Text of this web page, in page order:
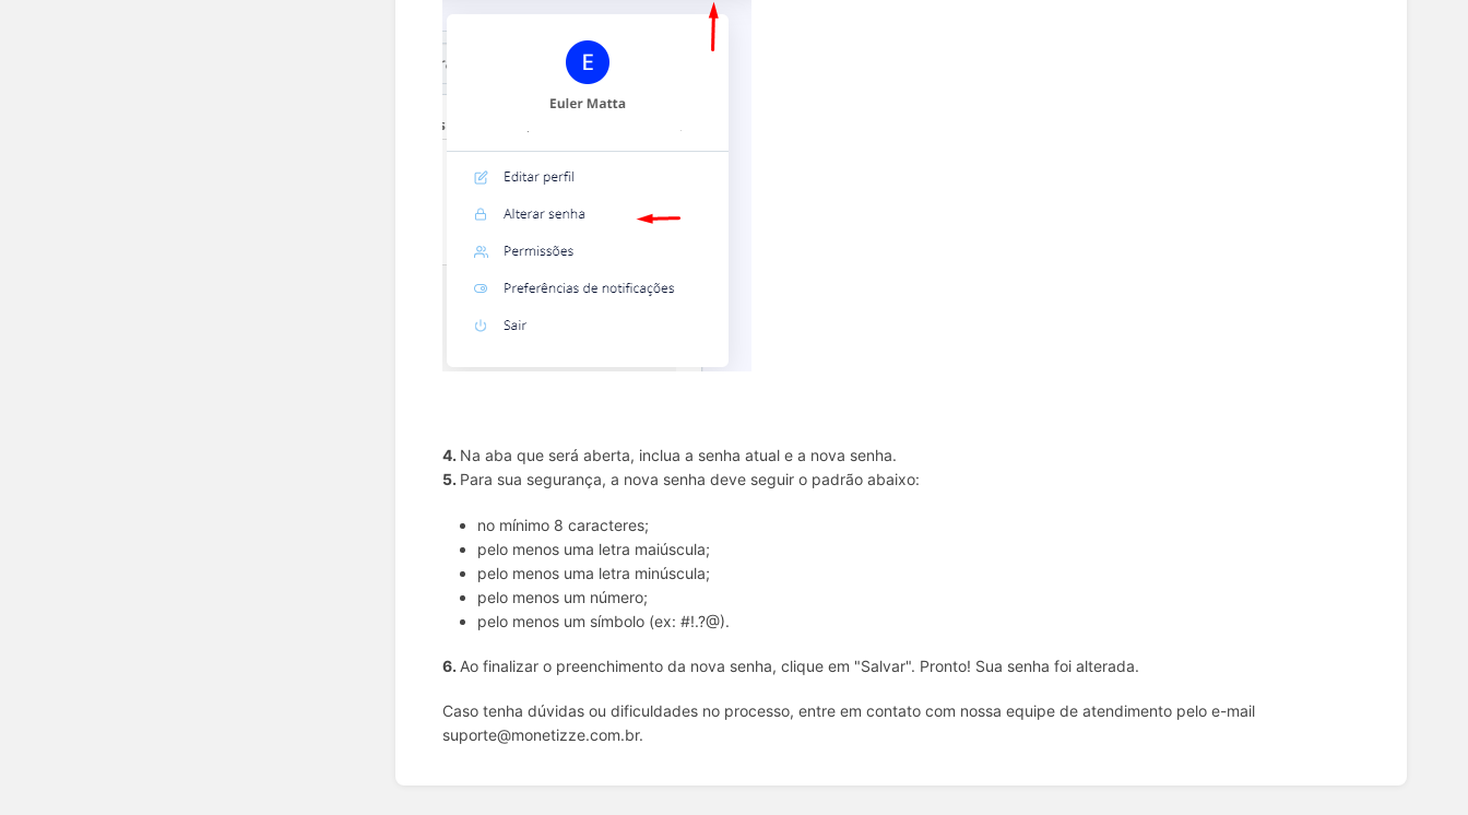
4. Na aba que será aberta, inclua a senha atual e a nova senha.
5. Para sua segurança, a nova senha deve seguir o padrão abaixo:
no mínimo 8 caracteres;
pelo menos uma letra maiúscula;
pelo menos uma letra minúscula;
pelo menos um número;
pelo menos um símbolo (ex: #!.?@).
6. Ao finalizar o preenchimento da nova senha, clique em "Salvar". Pronto! Sua senha foi alterada.
Caso tenha dúvidas ou dificuldades no processo, entre em contato com nossa equipe de atendimento pelo e-mail
suporte@monetizze.com.br.